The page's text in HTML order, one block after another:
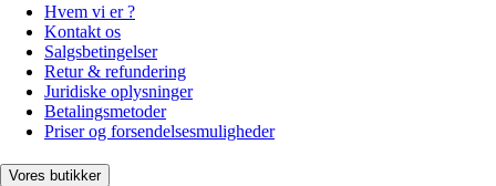
Hvem vi er ?
Kontakt os
Salgsbetingelser
Retur & refundering
Juridiske oplysninger
Betalingsmetoder
Priser og forsendelsesmuligheder
Vores butikker